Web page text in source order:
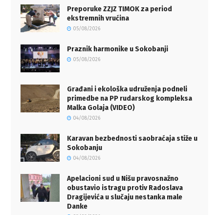
Preporuke ZZJZ TIMOK za period
ekstremnih vrućina
05/08/2026
Praznik harmonike u Sokobanji
05/08/2026
Građani i ekološka udruženja podneli
primedbe na PP rudarskog kompleksa
Malka Golaja (VIDEO)
04/08/2026
Karavan bezbednosti saobraćaja stiže u
Sokobanju
04/08/2026
Apelacioni sud u Nišu pravosnažno
obustavio istragu protiv Radoslava
Dragijevića u slučaju nestanka male
Danke